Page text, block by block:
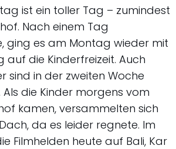
ist ein toller Tag – zumindest
Nach einem Tag
ging es am Montag wieder mit
auf die Kinderfreizeit. Auch
sind in der zweiten Woche
die Kinder morgens vom
kamen, versammelten sich
da es leider regnete. Im
Filmhelden heute auf Bali, Kar